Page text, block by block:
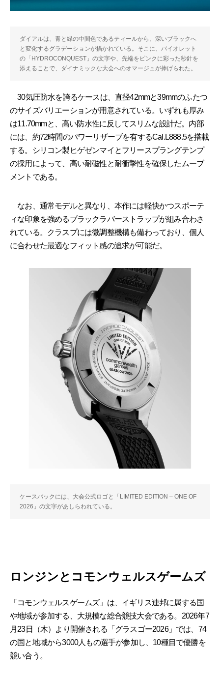
ダイアルは、青と緑の中間色であるティールから、深いブラックへ
と変化するグラデーションが描かれている。そこに、バイオレット
の「HYDROCONQUEST」の文字や、先端をピンクに彩った秒針を
添えることで、ダイナミックな大会へのオマージュが捧げられた。
30気圧防水を誇るケースは、直径42mmと39mmのふたつ
のサイズバリエーションが用意されている。いずれも厚み
は11.70mmと、高い防水性に反してスリムな設計だ。内部
には、約72時間のパワーリザーブを有するCal.L888.5を搭載
する。シリコン製ヒゲゼンマイとフリースプラングテンプ
の採用によって、高い耐磁性と耐衝撃性を確保したムーブ
メントである。
なお、通常モデルと異なり、本作には軽快かつスポーテ
ィな印象を強めるブラックラバーストラップが組み合わさ
れている。クラスプには微調整機構も備わっており、個人
に合わせた最適なフィット感の追求が可能だ。
ケースバックには、大会公式ロゴと「LIMITED EDITION – ONE OF
2026」の文字があしらわれている。
ロンジンとコモンウェルスゲームズ
「コモンウェルスゲームズ」は、イギリス連邦に属する国
や地域が参加する、大規模な総合競技大会である。2026年7
月23日（木）より開催される「グラスゴー2026」では、74
の国と地域から3000人もの選手が参加し、10種目で優勝を
競い合う。